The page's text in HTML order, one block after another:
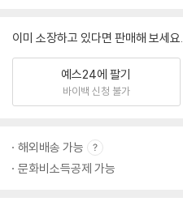
이미 소장하고 있다면 판매해 보세요.
예스24에 팔기
바이백 신청 불가
해외배송 가능
문화비소득공제 가능